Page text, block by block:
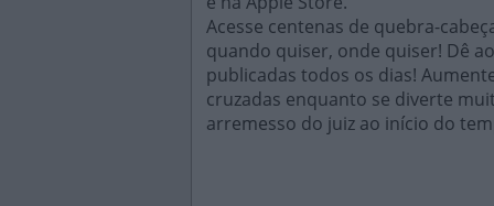
Acesse centenas de quebra-
quando quiser, onde quiser! Dê
publicadas todos os dias!
cruzadas enquanto se diverte
arremesso do juiz ao início do